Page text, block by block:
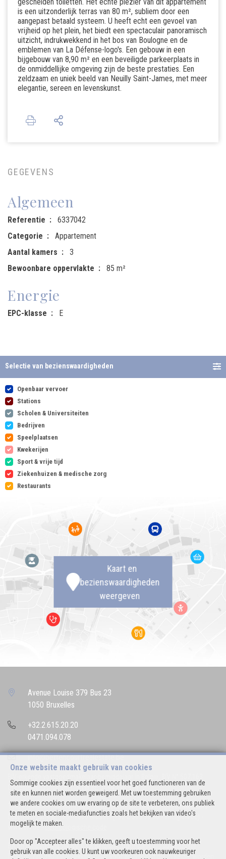
is een uitzonderlijk terras van 80 m², subliem door een
aangepast betaald systeem. U heeft echt een gevoel van
vrijheid op het plein, het biedt een spectaculair panoramisch
uitzicht, indrukwekkend in het bos van Boulogne en de
emblemen van La Défense-logo's. Een gebouw in een
bijgebouw van 8,90 m² en een beveiligde parkeerplaats in
de onmiddellijke omgeving zijn de beste prestaties. Een
zeldzaam en uniek beeld van Neuilly Saint-James, met meer
elegantie, sereen en levenskunst.
GEGEVENS
Algemeen
Referentie
6337042
Categorie
Appartement
Aantal kamers
3
Bewoonbare oppervlakte
85 m²
Energie
EPC-klasse E
Selectie van bezienswaardigheden
Openbaar vervoer
Stations
Scholen & Universiteiten
Bedrijven
Speelplaatsen
Kwekerijen
Sport & vrije tijd
Ziekenhuizen & medische zorg
Restaurants
Kaart en
bezienswaardigheden
weergeven
Onze website maakt gebruik van cookies
Sommige cookies zijn essentieel voor het goed functioneren van de
site en kunnen niet worden geweigerd. Met uw toestemming gebruiken
we andere cookies om uw ervaring op de site te verbeteren, ons publiek
te meten en sociale-mediafuncties zoals het bekijken van video's
mogelijk te maken.
Door op "Accepteer alles" te klikken, geeft u toestemming voor het
gebruik van alle cookies. U kunt uw voorkeuren ook nauwkeuriger
Avenue Louise 379 Bus 23
1050 Bruxelles
+32.2.615.20.20
0471.094.078
info@bettencourtrealestate.be
Ondernemingsnummer : BTW BE 0544.346.974
Toezichthoudende Autoriteit : Beroepinstituut van Vastgoedmakelaars
Luxemburgstraat, 16B - 1000 Brussel (+32 2 505 38 50 - info@biv.be) -
www.biv.be-Deontologische code
BA en borgstelling via NV AXA Belgium, Troonplein 1, 1000 Brussel
(polisnr. 730.390.160) Dekking geldt voor activiteiten die in België worden